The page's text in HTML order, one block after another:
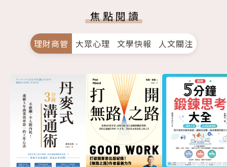
焦點閱讀
理財商管 大眾心理 文學快報 人文關注